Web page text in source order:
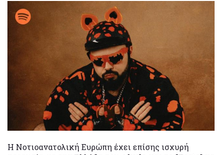
Η Νοτιοανατολική Ευρώπη έχει επίσης ισχυρή